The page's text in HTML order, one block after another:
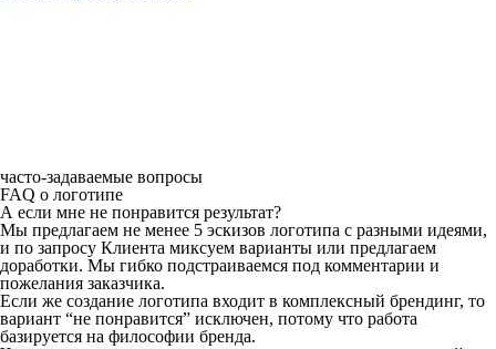
часто-задаваемые вопросы
FAQ о логотипе
А если мне не понравится результат?
Мы предлагаем не менее 5 эскизов логотипа с разными идеями,
и по запросу Клиента миксуем варианты или предлагаем
доработки. Мы гибко подстраиваемся под комментарии и
пожелания заказчика.
Если же создание логотипа входит в комплексный брендинг, то
вариант “не понравится” исключен, потому что работа
базируется на философии бренда.